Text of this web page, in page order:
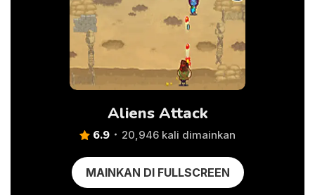
Aliens Attack
6.9 20,946 kali dimainkan
MAINKAN DI FULLSCREEN